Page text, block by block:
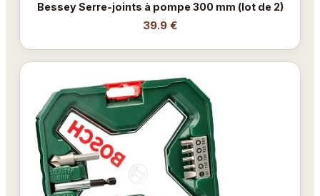
Bessey Serre-joints à pompe 300 mm (lot de 2)
39.9 €